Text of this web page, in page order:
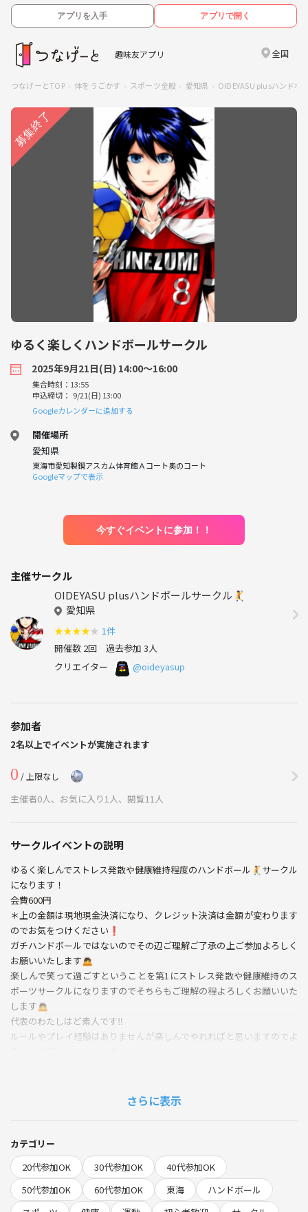
アプリを入手 アプリで開く
趣味友アプリ 全国
つなげーとTOP 体をうごかす スポーツ全般 愛知県 OIDEYASU plusハンドボ
ゆるく楽しくハンドボールサークル
2025年9月21日(日) 14:00〜16:00
集合時刻：13:55
申込締切： 9/21(日) 13:00
Googleカレンダーに追加する
開催場所
愛知県
東海市愛知製鋼アスカム体育館Ａコート奥のコート
Googleマップで表示
今すぐイベントに参加！！
主催サークル
OIDEYASU plusハンドボールサークル🤾
愛知県
★★★★★ 1件
開催数 2回 過去参加 3人
クリエイター
@oideyasup
参加者
2名以上でイベントが実施されます
0 / 上限なし
主催者0人、お気に入り1人、閲覧11人
サークルイベントの説明
ゆるく楽しんでストレス発散や健康維持程度のハンドボール🤾サークル
になります！
会費600円
＊上の金額は現地現金決済になり、クレジット決済は金額が変わります
のでお気をつけください❗️
ガチハンドボールではないのでその辺ご理解ご了承の上ご参加よろしく
お願いいたします🙇
楽しんで笑って過ごすということを第1にストレス発散や健康維持のス
ポーツサークルになりますのでそちらもご理解の程よろしくお願いいた
します🙇
代表のわたしはど素人です‼️
ルールやプレイ経験はありませんが楽しんでやれればと思いますのでよ
＊まずは一度やってみて、それからの判断していただければ大丈夫で
など人生には、様々なパターンがありますので、気兼ねなくご参加いた
だければ何かのきっかけになるかもしれません❗️
＊怪我等全トラブルは自己責任の上ご参加よろしくお願いいたします
🙇
さらに表示
カテゴリー
20代参加OK
30代参加OK
40代参加OK
50代参加OK
60代参加OK 東海
ハンドボール